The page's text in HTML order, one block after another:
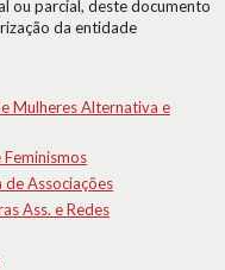
ou parcial, deste documento
da entidade
Mulheres Alternativa e
Associações
Ass. e Redes